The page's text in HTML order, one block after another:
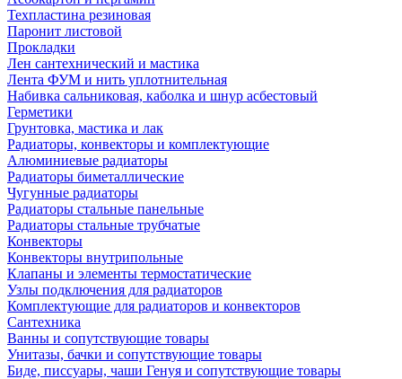
Техпластина резиновая
Паронит листовой
Прокладки
Лен сантехнический и мастика
Лента ФУМ и нить уплотнительная
Набивка сальниковая, каболка и шнур асбестовый
Герметики
Грунтовка, мастика и лак
Радиаторы, конвекторы и комплектующие
Алюминиевые радиаторы
Радиаторы биметаллические
Чугунные радиаторы
Радиаторы стальные панельные
Радиаторы стальные трубчатые
Конвекторы
Конвекторы внутрипольные
Клапаны и элементы термостатические
Узлы подключения для радиаторов
Комплектующие для радиаторов и конвекторов
Сантехника
Ванны и сопутствующие товары
Унитазы, бачки и сопутствующие товары
Биде, писсуары, чаши Генуя и сопутствующие товары